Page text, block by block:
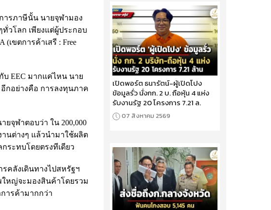
ารภาษีนั้น นายจุฬามอง
วโลก เพียงแต่ผู้ประกอบ
เขตการค้าเสรี : Free
บ EEC มากแค่ไหน นาย
กอย่างคือ การลงทุนภาค
ยจุฬาตอบว่า ใน 200,000
นต่างๆ แล้วนำมาใช้ผลิต
ระทบโดยตรงทีเดียว
คลังเดินทางไปสหรัฐฯ
ใหญ่จะมองสินค้าโดยรวม
ารค้ามากกว่า
เปิดพอร์ต ธนารัตน์-ผู้เปิดโปง
ข้อมูลรั่ว นั่งกก. 2 บ. ถือหุ้น 4 แห่ง
รับงานรัฐ 20 โครงการ 7.21 ล.
07 สิงหาคม 2569